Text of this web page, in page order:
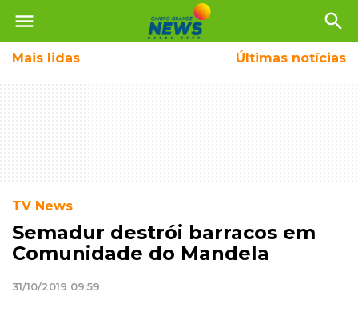
menu search
Mais lidas Últimas notícias
TV News
Semadur destrói barracos em
Comunidade do Mandela
31/10/2019 09:59